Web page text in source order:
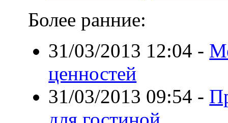
Более ранние:
31/03/2013 12:04 -
ценностей
31/03/2013 09:54 -